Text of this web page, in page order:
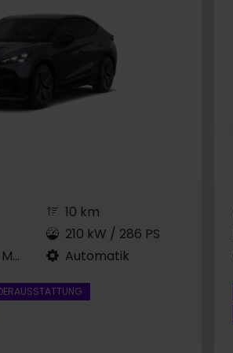
Tavascan Blue Metallic
10 km
210 kW / 286 PS
Automatik